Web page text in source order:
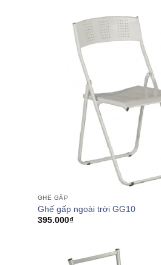
GHẾ GẤP
Ghế gấp ngoài trời GG10
395.000₫